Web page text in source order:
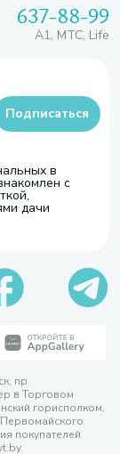
637-88-99
A1, МТС, Life
в
с
дачи
Подписаться
пр.
в Торговом
горисполком,
покупателей